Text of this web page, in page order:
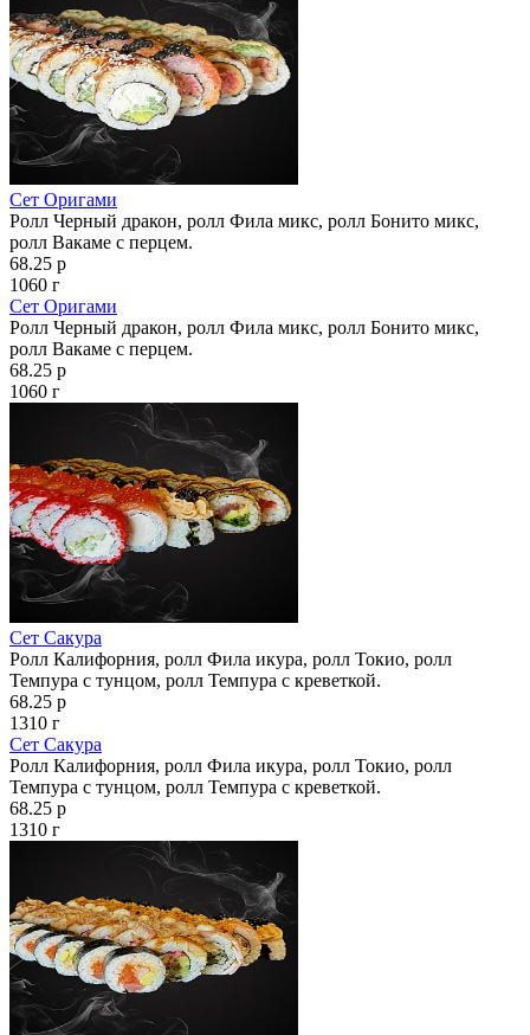
Сет Оригами
Ролл Черный дракон, ролл Фила микс, ролл Бонито микс,
ролл Вакаме с перцем.
68.25 р
1060 г
Сет Оригами
Ролл Черный дракон, ролл Фила микс, ролл Бонито микс,
ролл Вакаме с перцем.
68.25 р
1060 г
Сет Сакура
Ролл Калифорния, ролл Фила икура, ролл Токио, ролл
Темпура с тунцом, ролл Темпура с креветкой.
68.25 р
1310 г
Сет Сакура
Ролл Калифорния, ролл Фила икура, ролл Токио, ролл
Темпура с тунцом, ролл Темпура с креветкой.
68.25 р
1310 г